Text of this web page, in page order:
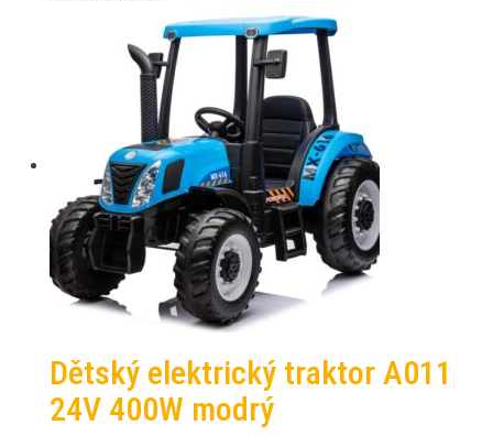
Dětský elektrický traktor A011
24V 400W modrý